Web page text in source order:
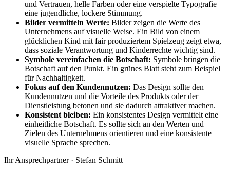
und Vertrauen, helle Farben oder eine verspielte Typografie
eine jugendliche, lockere Stimmung.
Bilder vermitteln Werte: Bilder zeigen die Werte des
Unternehmens auf visuelle Weise. Ein Bild von einem
glücklichen Kind mit fair produziertem Spielzeug zeigt etwa,
dass soziale Verantwortung und Kinderrechte wichtig sind.
Symbole vereinfachen die Botschaft: Symbole bringen die
Botschaft auf den Punkt. Ein grünes Blatt steht zum Beispiel
für Nachhaltigkeit.
Fokus auf den Kundennutzen: Das Design sollte den
Kundennutzen und die Vorteile des Produkts oder der
Dienstleistung betonen und sie dadurch attraktiver machen.
Konsistent bleiben: Ein konsistentes Design vermittelt eine
einheitliche Botschaft. Es sollte sich an den Werten und
Zielen des Unternehmens orientieren und eine konsistente
visuelle Sprache sprechen.
Ihr Ansprechpartner · Stefan Schmitt